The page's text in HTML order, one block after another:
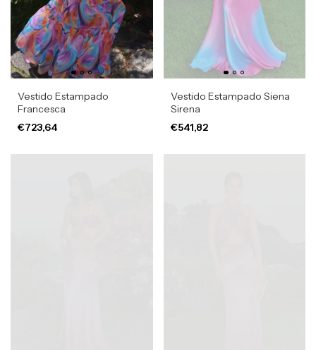
Vestido Estampado
Francesca
€723,64
Vestido Estampado Siena
Sirena
€541,82